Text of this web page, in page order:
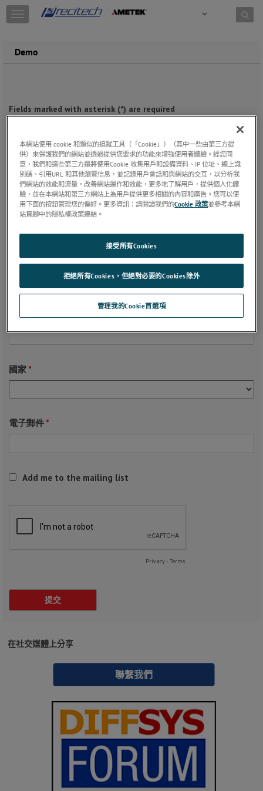
Skip to content
T
o
g
i
t
o
n
Demo
在社交媒體上分享
聯繫我們
本網站使用 cookie 和類似的追蹤工具（「Cookie」）（其中一些由第三方提
供）來保護我們的網站並透過提供您要求的功能來增強使用者體驗。經您同
意，我們和這些第三方還將使用Cookie 收集用戶和設備資料、IP 位址、線上識
別碼、引用URL 和其他瀏覽信息，並記錄用戶會話和與網站的交互，以分析我
們網站的效能和流量，改善網站運作和效能，更多地了解用戶，提供個人化體
驗，並在本網站和第三方網站上為用戶提供更多相關的內容和廣告。您可以使
用下面的按鈕管理您的偏好。更多資訊：請閱讀我們的Cookie 政策並參考本網
站頁腳中的隱私權政策連結。
管理我的Cookie首選項
拒絕所有Cookies，但絕對必要的Cookies除外
接受所有Cookies